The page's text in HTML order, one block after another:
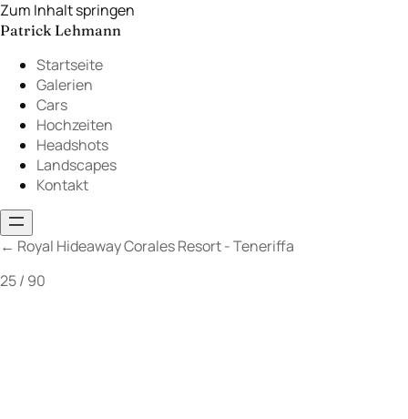
Zum Inhalt springen
Patrick Lehmann
Startseite
Galerien
Cars
Hochzeiten
Headshots
Landscapes
Kontakt
← Royal Hideaway Corales Resort - Teneriffa
25 / 90